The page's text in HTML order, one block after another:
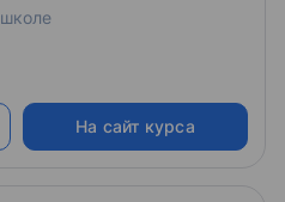
На сайт курса